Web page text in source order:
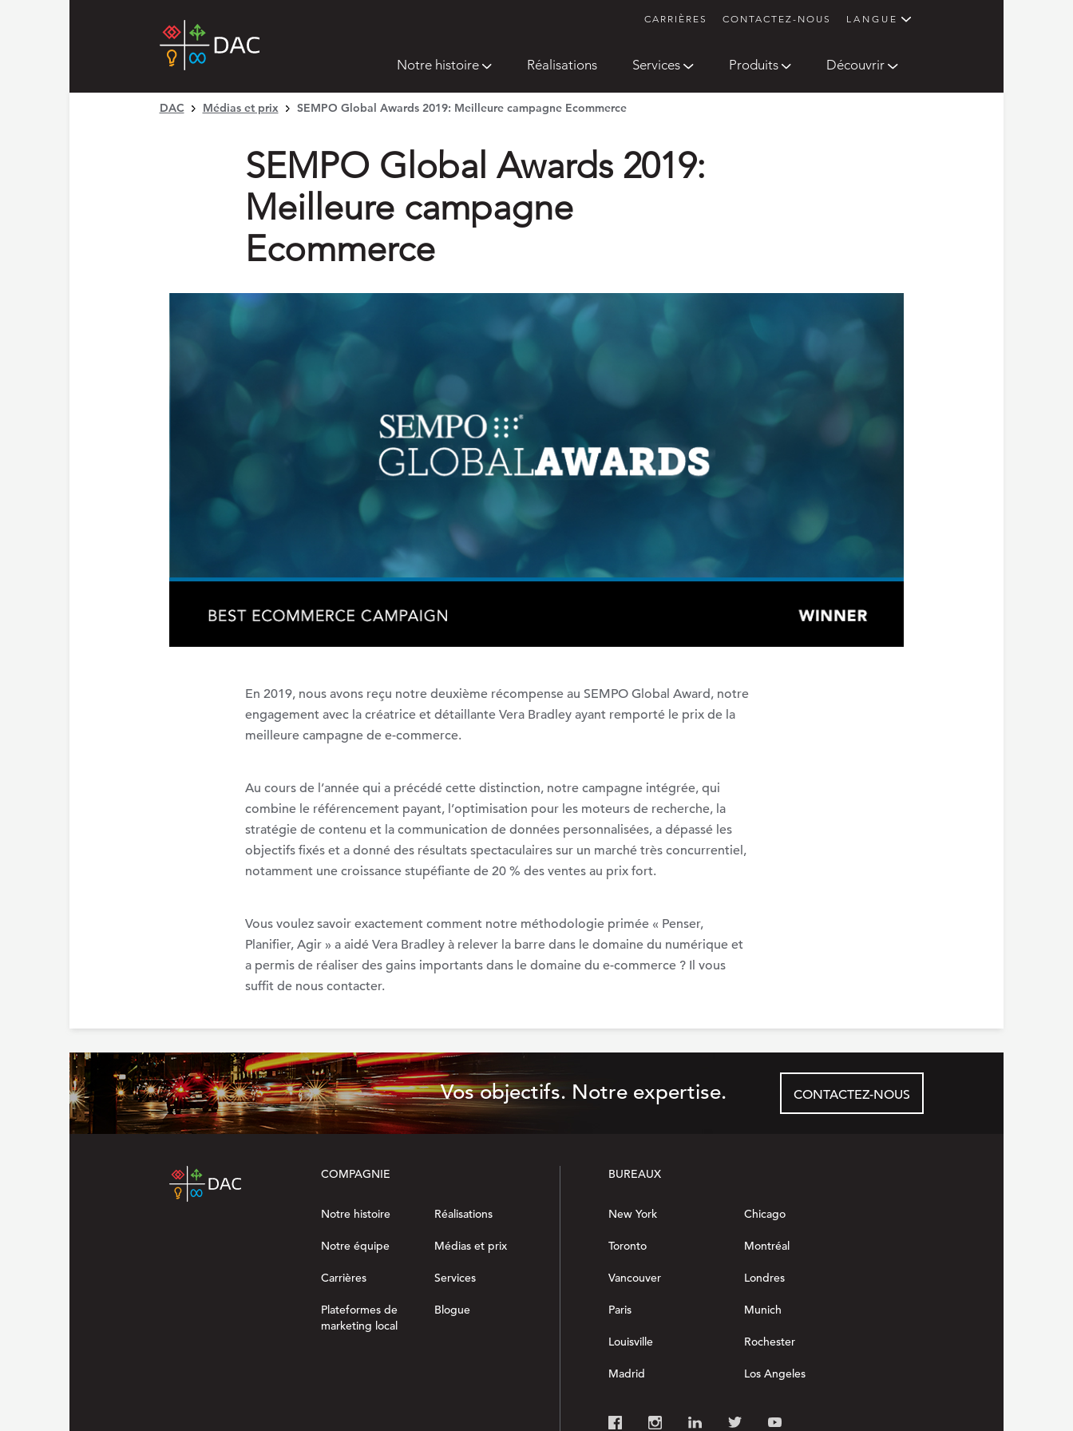
CARRIÈRES CONTACTEZ-NOUS LANGUE
Notre histoire Réalisations Services Produits Découvrir
DAC Médias et prix SEMPO Global Awards 2019: Meilleure campagne Ecommerce
SEMPO Global Awards 2019:
Meilleure campagne
Ecommerce
En 2019, nous avons reçu notre deuxième récompense au SEMPO Global Award, notre
engagement avec la créatrice et détaillante Vera Bradley ayant remporté le prix de la
meilleure campagne de e-commerce.
Au cours de l’année qui a précédé cette distinction, notre campagne intégrée, qui
combine le référencement payant, l’optimisation pour les moteurs de recherche, la
stratégie de contenu et la communication de données personnalisées, a dépassé les
objectifs fixés et a donné des résultats spectaculaires sur un marché très concurrentiel,
notamment une croissance stupéfiante de 20 % des ventes au prix fort.
Vous voulez savoir exactement comment notre méthodologie primée « Penser,
Planifier, Agir » a aidé Vera Bradley à relever la barre dans le domaine du numérique et
a permis de réaliser des gains importants dans le domaine du e-commerce ? Il vous
suffit de nous contacter.
Vos objectifs. Notre expertise. CONTACTEZ-NOUS
COMPAGNIE
Notre histoire Réalisations
Notre équipe Médias et prix
Carrières Services
Plateformes de
marketing local
Blogue
BUREAUX
New York Chicago
Toronto Montréal
Vancouver Londres
Paris Munich
Louisville Rochester
Madrid Los Angeles